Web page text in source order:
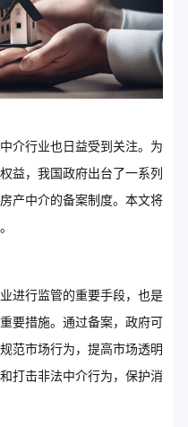
介行业也日益受到关注。为
益，我国政府出台了一系列
产中介的备案制度。本文将
进行监管的重要手段，也是
要措施。通过备案，政府可
范市场行为，提高市场透明
打击非法中介行为，保护消